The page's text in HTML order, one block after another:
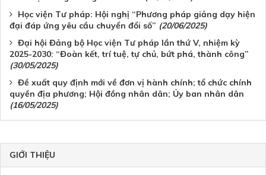
Học viện Tư pháp: Hội nghị “Phương pháp giảng dạy hiện
đại đáp ứng yêu cầu chuyển đổi số” (20/06/2025)
Đại hội Đảng bộ Học viện Tư pháp lần thứ V, nhiệm kỳ
2025-2030: “Đoàn kết, trí tuệ, tự chủ, bứt phá, thành công”
(30/05/2025)
Đề xuất quy định mới về đơn vị hành chính; tổ chức chính
quyền địa phương; Hội đồng nhân dân; Ủy ban nhân dân
(16/05/2025)
GIỚI THIỆU